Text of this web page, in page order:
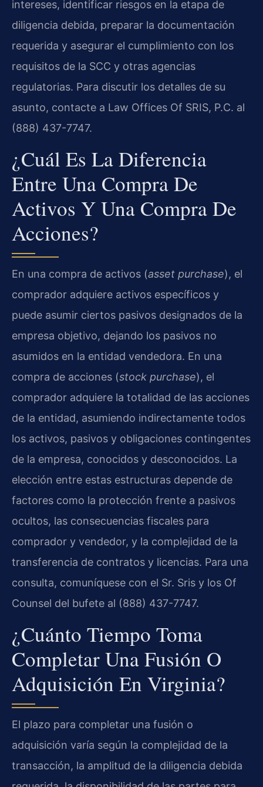
intereses, identificar riesgos en la etapa de
diligencia debida, preparar la documentación
requerida y asegurar el cumplimiento con los
requisitos de la SCC y otras agencias
regulatorias. Para discutir los detalles de su
asunto, contacte a Law Offices Of SRIS, P.C. al
(888) 437-7747.
¿Cuál Es La Diferencia
Entre Una Compra De
Activos Y Una Compra De
Acciones?
En una compra de activos (asset purchase), el
comprador adquiere activos específicos y
puede asumir ciertos pasivos designados de la
empresa objetivo, dejando los pasivos no
asumidos en la entidad vendedora. En una
compra de acciones (stock purchase), el
comprador adquiere la totalidad de las acciones
de la entidad, asumiendo indirectamente todos
los activos, pasivos y obligaciones contingentes
de la empresa, conocidos y desconocidos. La
elección entre estas estructuras depende de
factores como la protección frente a pasivos
ocultos, las consecuencias fiscales para
comprador y vendedor, y la complejidad de la
transferencia de contratos y licencias. Para una
consulta, comuníquese con el Sr. Sris y los Of
Counsel del bufete al (888) 437-7747.
¿Cuánto Tiempo Toma
Completar Una Fusión O
Adquisición En Virginia?
El plazo para completar una fusión o
adquisición varía según la complejidad de la
transacción, la amplitud de la diligencia debida